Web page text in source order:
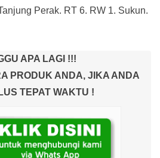
Perak. RT 6. RW 1. Sukun.
APA LAGI !!!
PRODUK ANDA, JIKA ANDA
TEPAT WAKTU !